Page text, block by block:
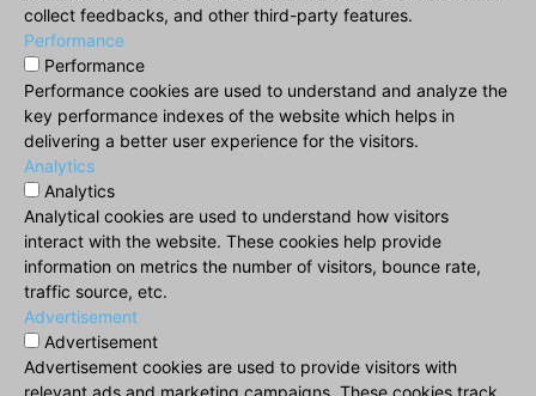
collect feedbacks, and other third-party features.
Performance
Performance
Performance cookies are used to understand and analyze the
key performance indexes of the website which helps in
delivering a better user experience for the visitors.
Analytics
Analytics
Analytical cookies are used to understand how visitors
interact with the website. These cookies help provide
information on metrics the number of visitors, bounce rate,
traffic source, etc.
Advertisement
Advertisement
Advertisement cookies are used to provide visitors with
relevant ads and marketing campaigns. These cookies track